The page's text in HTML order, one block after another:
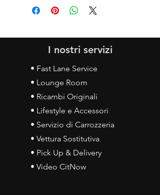
I nostri servizi
• Fast Lane Service
• Lounge Room
• Ricambi Originali
• Lifestyle e Accessori
• Servizio di Carrozzeria
• Vettura Sostitutiva
• Pick Up & Delivery
• Video CitNow